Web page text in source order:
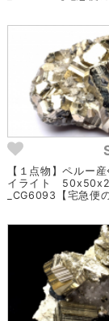
【１点物】ペルー
イライト
_CG6093【宅急便